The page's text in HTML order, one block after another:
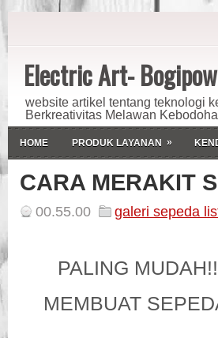
Electric Art-
website artikel tentang teknologi
Berkreativitas Melawan
HOME PRODUK LAYANAN »
CARA MERAKIT
00.55.00 galeri sepeda
PALING
MEMBUAT